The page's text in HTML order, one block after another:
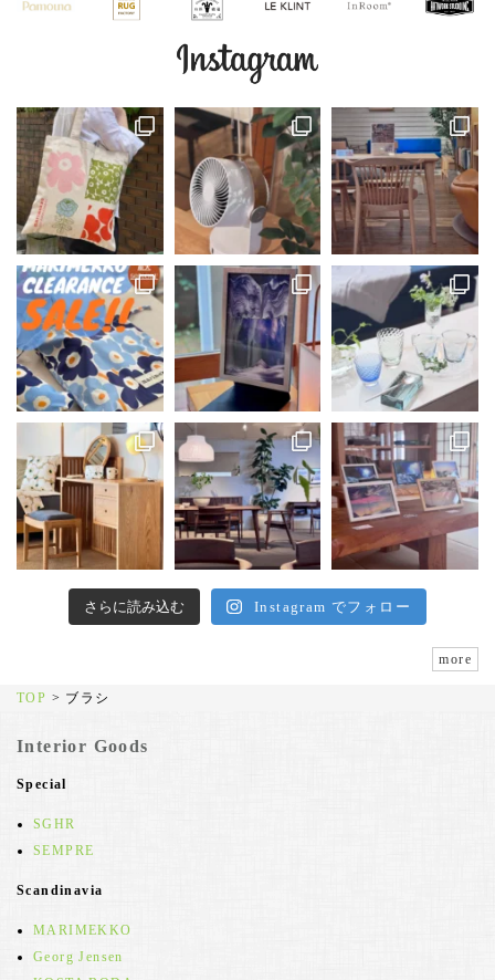
さらに読み込む Instagram でフォロー
more
TOP > ブラシ
Interior Goods
Special
SGHR
SEMPRE
Scandinavia
MARIMEKKO
Georg Jensen